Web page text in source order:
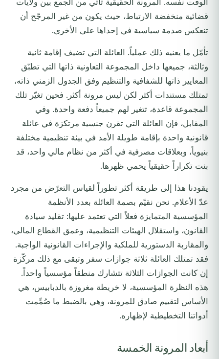
الوقت نفسه. المرونة الحقيقية تأتي من الجمع بين ولايات
قضائية منخفضة الارتباط، حيث يكون من غير المرجّح أن
تنعكس صدمة سياسية في إحداها على الأخرى.
تأمّل ما يعنيه ذلك عملياً. العائلة التي تضيف إقامة ثانية
وثالثة، جميعها داخل المجموعة التعاونية ذاتها التي تطبّق
المعايير ذاتها للشفافية والتنظيم وفق الجدول الزمني ذاته،
تمتلك مستندات أكثر لكن ليس مرونة أكثر. فحين تغيّر تلك
المجموعة قاعدة، تتغير لهم جميعاً دفعة واحدة. وفي
المقابل، فإن العائلة التي تقرن جنسية مرتكزة في عائلة
قانونية واحدة بإقامة طويلة الأمد في بيئة تنظيمية مختلفة
بنيوياً، وبعلاقات مصرفية في أكثر من نظام مالي واحد، قد
بنت تكراراً حقيقياً يحمي ظهرها.
يقودنا هذا إلى طريقة أكثر تطوراً لقياس التعرّض من مجرد
عدّ الأعلام. نحن نقيّم بصمة العائلة بعدد الأنظمة
المؤسسية المتمايزة فعلاً التي تعتمد عليها: تقليد سيادة
القانون، واستقلال الهيئات التنظيمية، وعمق القطاع المالي،
والمقاربة الدستورية للملكية والإجراءات القانونية الواجبة.
فقد تمتلك العائلة ثلاثة جوازات سفر وتبقى مع ذلك مركّزة
إن كانت الجوازات الثلاثة تتشارك منطقاً مؤسسياً واحداً.
هذه النظرة المؤسسية، لا خريطة مغروزة بالدبابيس، هي
الأساس لتقييم صادق للمرونة، وهي بالضبط ما صُمِّمت
أدواتنا التخطيطية لإظهاره.
أبعاد المرونة الخمسة